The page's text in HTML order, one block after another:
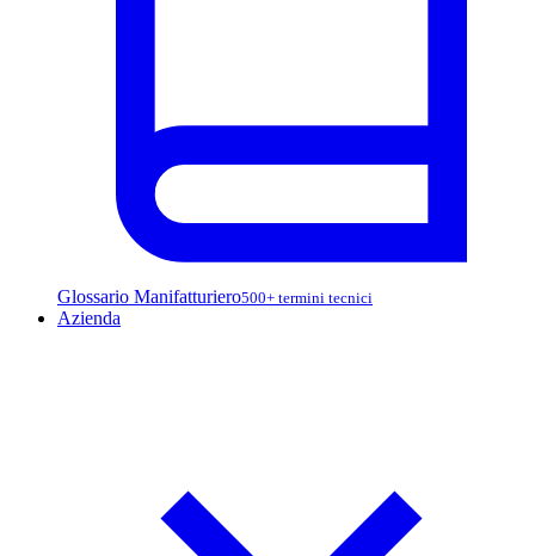
Glossario Manifatturiero500+ termini tecnici
Azienda